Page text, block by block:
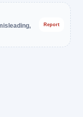
Report